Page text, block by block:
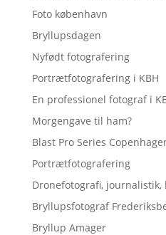
Foto københavn
Bryllupsdagen
Nyfødt fotografering
Portrætfotografering i KBH
En professionel fotograf i
Morgengave til ham?
Blast Pro Series
Portrætfotografering
Dronefotografi, journalistik,
Bryllupsfotograf
Bryllup Amager